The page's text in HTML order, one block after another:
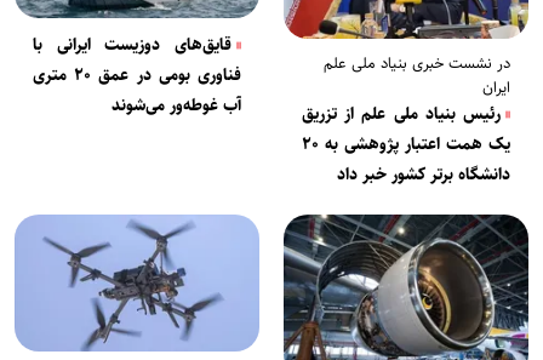
در نشست خبری بنیاد ملی علم
ایران
رئیس بنیاد ملی علم از تزریق
یک همت اعتبار پژوهشی به ۲۰
دانشگاه برتر کشور خبر داد
قایق‌های دوزیست ایرانی با
فناوری بومی در عمق ۲۰ متری
آب غوطه‌ور می‌شوند